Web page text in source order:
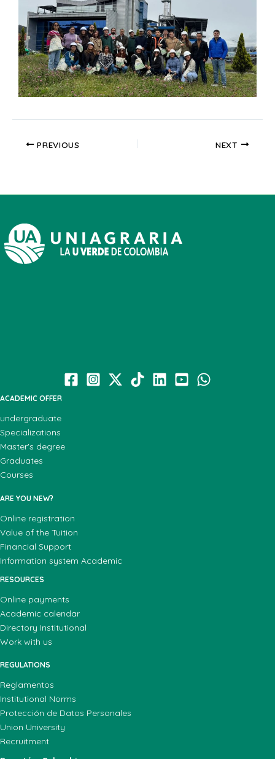
PREVIOUS NEXT
ACADEMIC OFFER
undergraduate
Specializations
Master's degree
Graduates
Courses
ARE YOU NEW?
Online registration
Value of the Tuition
Financial Support
Information system Academic
RESOURCES
Online payments
Academic calendar
Directory Institutional
Work with us
REGULATIONS
Reglamentos
Institutional Norms
Protección de Datos Personales
Union University
Recruitment